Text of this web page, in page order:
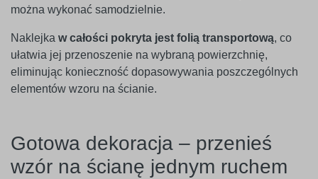
można wykonać samodzielnie.
Naklejka w całości pokryta jest folią transportową, co
ułatwia jej przenoszenie na wybraną powierzchnię,
eliminując konieczność dopasowywania poszczególnych
elementów wzoru na ścianie.
Gotowa dekoracja – przenieś
wzór na ścianę jednym ruchem